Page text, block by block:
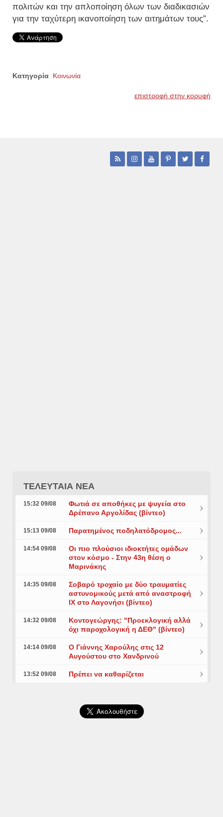
πολιτών και την απλοποίηση όλων των διαδικασιών
για την ταχύτερη ικανοποίηση των αιτημάτων τους”.
Κατηγορία Κοινωνία
επιστροφή στην κορυφή
ΤΕΛΕΥΤΑΙΑ ΝΕΑ
15:32 09/08
Φωτιά σε αποθήκες με ψυγεία στο
Δρέπανο Αργολίδας (βίντεο)
15:13 09/08 Παρατημένος ποδηλατόδρομος...
14:54 09/08
Οι πιο πλούσιοι ιδιοκτήτες ομάδων
στον κόσμο - Στην 43η θέση ο
Μαρινάκης
14:35 09/08
Σοβαρό τροχαίο με δύο τραυματίες
αστυνομικούς μετά από αναστροφή
ΙΧ στο Λαγονήσι (βίντεο)
14:32 09/08
Κοντογεώργης: "Προεκλογική αλλά
όχι παροχολογική η ΔΕΘ" (βίντεο)
14:14 09/08
Ο Γιάννης Χαρούλης στις 12
Αυγούστου στο Χανδρινού
13:52 09/08 Πρέπει να καθαρίζεται